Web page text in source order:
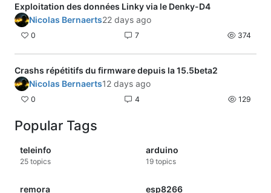
Exploitation des données Linky via le Denky-D4
Nicolas Bernaerts22 days ago
0 7 374
Crashs répétitifs du firmware depuis la 15.5beta2
Nicolas Bernaerts12 days ago
0 4 129
Popular Tags
teleinfo
25 topics
arduino
19 topics
remora esp8266